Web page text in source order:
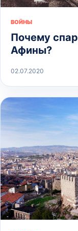
ВОЙНЫ
Почему
Афины?
02.07.2020